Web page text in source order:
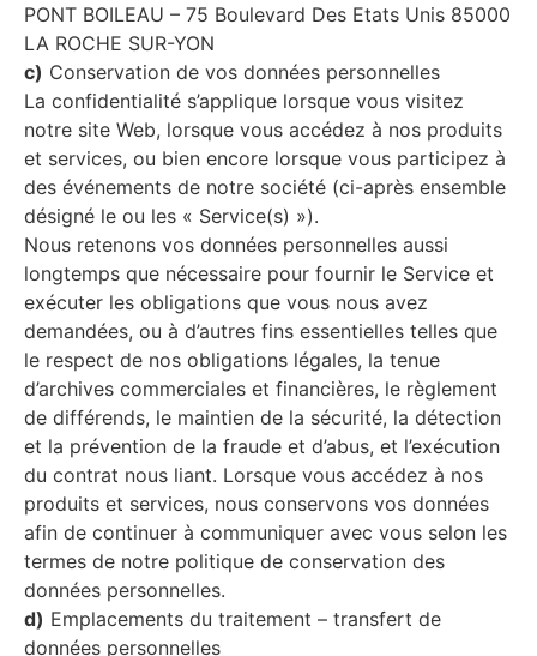
PONT BOILEAU – 75 Boulevard Des Etats Unis 85000
LA ROCHE SUR-YON
c) Conservation de vos données personnelles
La confidentialité s’applique lorsque vous visitez
notre site Web, lorsque vous accédez à nos produits
et services, ou bien encore lorsque vous participez à
des événements de notre société (ci-après ensemble
désigné le ou les « Service(s) »).
Nous retenons vos données personnelles aussi
longtemps que nécessaire pour fournir le Service et
exécuter les obligations que vous nous avez
demandées, ou à d’autres fins essentielles telles que
le respect de nos obligations légales, la tenue
d’archives commerciales et financières, le règlement
de différends, le maintien de la sécurité, la détection
et la prévention de la fraude et d’abus, et l’exécution
du contrat nous liant. Lorsque vous accédez à nos
produits et services, nous conservons vos données
afin de continuer à communiquer avec vous selon les
termes de notre politique de conservation des
données personnelles.
d) Emplacements du traitement – transfert de
données personnelles